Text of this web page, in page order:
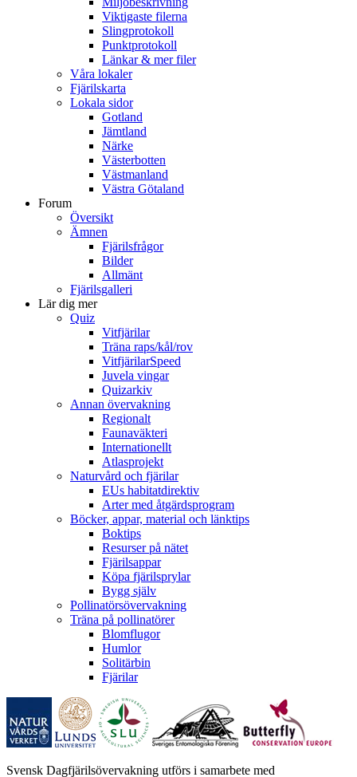
Viktigaste filerna
Slingprotokoll
Punktprotokoll
Länkar & mer filer
Våra lokaler
Fjärilskarta
Lokala sidor
Gotland
Jämtland
Närke
Västerbotten
Västmanland
Västra Götaland
Forum
Översikt
Ämnen
Fjärilsfrågor
Bilder
Allmänt
Fjärilsgalleri
Lär dig mer
Quiz
Vitfjärilar
Träna raps/kål/rov
VitfjärilarSpeed
Juvela vingar
Quizarkiv
Annan övervakning
Regionalt
Faunaväkteri
Internationellt
Atlasprojekt
Naturvård och fjärilar
EUs habitatdirektiv
Arter med åtgärdsprogram
Böcker, appar, material och länktips
Boktips
Resurser på nätet
Fjärilsappar
Köpa fjärilsprylar
Bygg själv
Pollinatörsövervakning
Träna på pollinatörer
Blomflugor
Humlor
Solitärbin
Fjärilar
Svensk Dagfjärilsövervakning utförs i samarbete med